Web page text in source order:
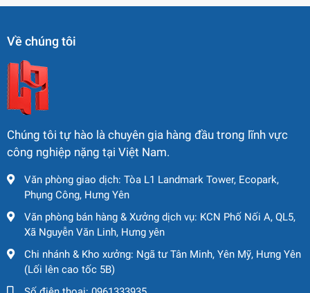
Áp lực làm việc:
Van phân phối chính: 8-spool
Làm mát dầu: gió cưỡng bức
3. Hệ thống di chuyển
Motor di chuyển: piston trục
Phanh di chuyển: thuỷ lực + đĩa
Tốc độ:
Về chúng tôi
Chúng tôi tự hào là chuyên gia hàng đầu trong lĩnh vực
công nghiệp nặng tại Việt Nam.
Văn phòng giao dịch: Tòa L1 Landmark Tower, Ecopark,
Phụng Công, Hưng Yên
Văn phòng bán hàng & Xưởng dịch vụ: KCN Phố Nối A, QL5,
Xã Nguyễn Văn Linh, Hưng yên
Chi nhánh & Kho xưởng: Ngã tư Tân Minh, Yên Mỹ, Hưng Yên
(Lối lên cao tốc 5B)